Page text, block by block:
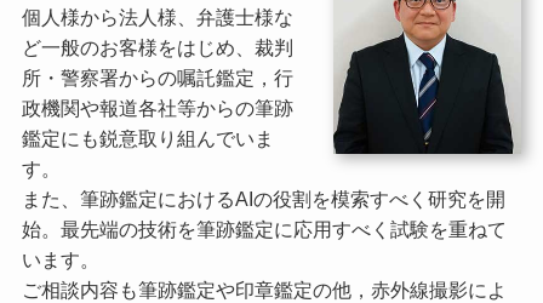
個人様から法人様、弁護士様な
ど一般のお客様をはじめ、裁判
所・警察署からの嘱託鑑定，行
政機関や報道各社等からの筆跡
鑑定にも鋭意取り組んでいま
す。
また、筆跡鑑定におけるAIの役割を模索すべく研究を開
始。最先端の技術を筆跡鑑定に応用すべく試験を重ねて
います。
ご相談内容も筆跡鑑定や印章鑑定の他，赤外線撮影によ